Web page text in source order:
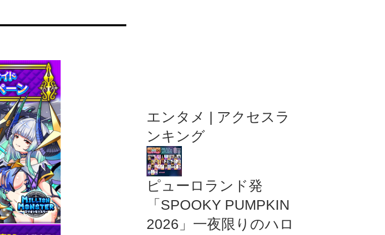
エンタメ | アクセスラ
ンキング
ピューロランド発
「SPOOKY PUMPKIN
2026」一夜限りのハロ